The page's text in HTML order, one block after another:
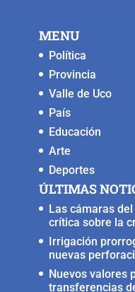
MENU
Política
Provincia
Valle de Uco
País
Educación
Arte
Deportes
ÚLTIMAS
Las cámaras
crítica sobre la
Irrigación
nuevas
Nuevos valores
transferencias